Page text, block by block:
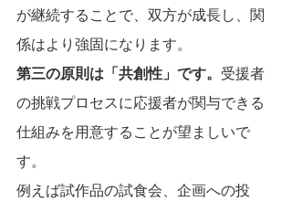
が継続することで、双方が成長し、関
係はより強固になります。
第三の原則は「共創性」です。 受援者
の挑戦プロセスに応援者が関与できる
仕組みを用意することが望ましいで
す。
例えば試作品の試食会、企画への投